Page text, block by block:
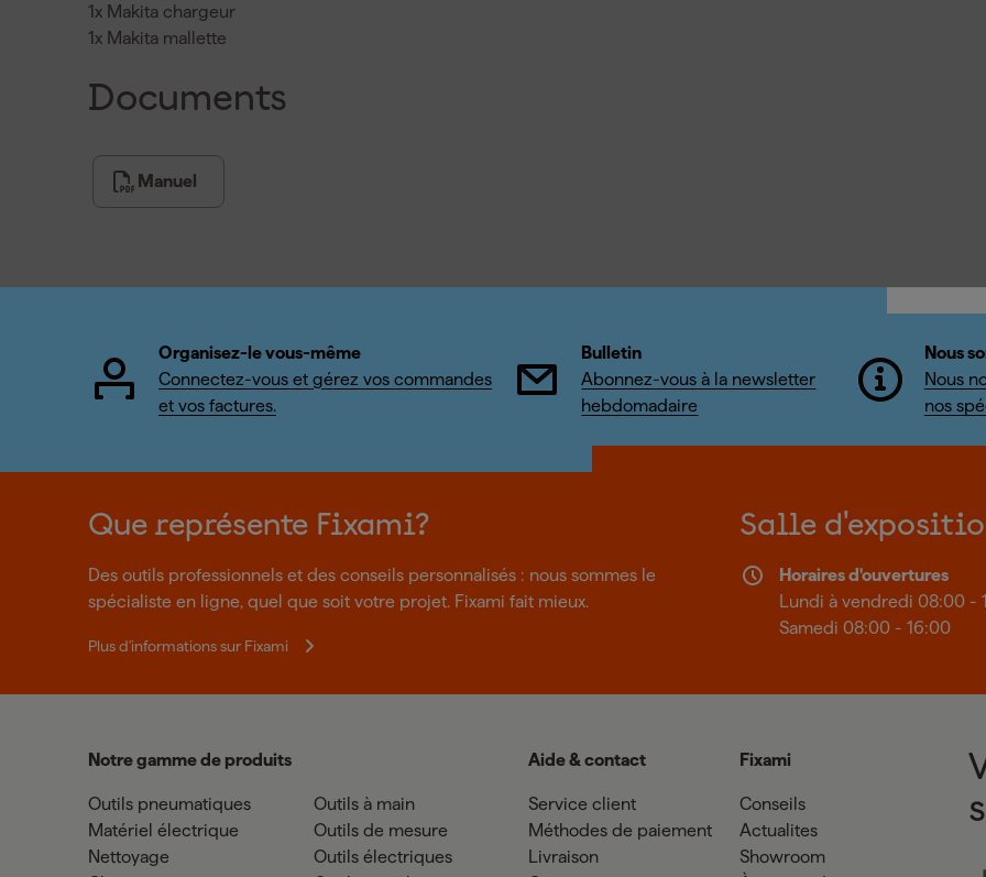
1x Makita chargeur
1x Makita mallette
Documents
Manuel
Organisez-le vous-même
Connectez-vous et gérez vos commandes
et vos factures.
Bulletin
Abonnez-vous à la newsletter
hebdomadaire
Nous
Nous
nos
Que représente Fixami?
Des outils professionnels et des conseils personnalisés : nous sommes le
spécialiste en ligne, quel que soit votre projet. Fixami fait mieux.
Plus d'informations sur Fixami
Salle
Horaires d'ouvertures
Lundi à vendredi 08:00 -
Samedi 08:00 - 16:00
Notre gamme de produits
Outils pneumatiques
Matériel électrique
Nettoyage
Outils à main
Outils de mesure
Outils électriques
Aide & contact
Service client
Méthodes de paiement
Livraison
Fixami
Conseils
Actualites
Showroom